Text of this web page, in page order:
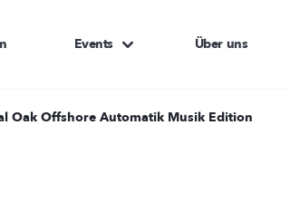
Events Über uns
Oak Offshore Automatik Musik Edition